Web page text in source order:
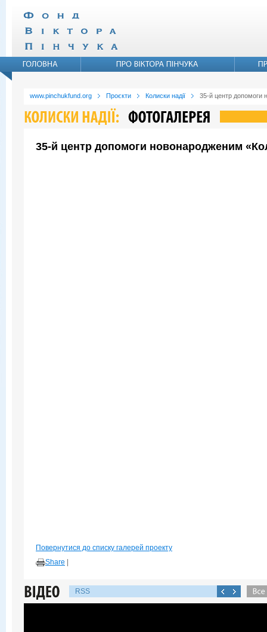
www.pinchukfund.org Проєкти Колиски надії 35-й центр допомоги
35-й центр допомоги новонародженим
Повернутися до списку галерей проекту
Share
RSS